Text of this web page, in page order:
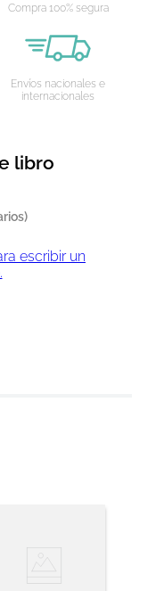
Compra 100% segura
Envíos nacionales e
internacionales
libro
escribir un